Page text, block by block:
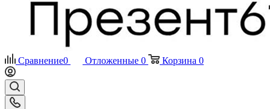
Сравнение0 Отложенные 0 Корзина 0